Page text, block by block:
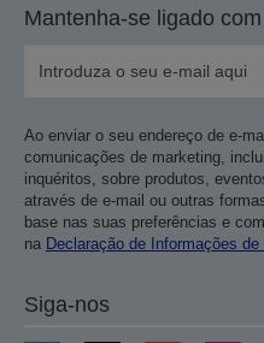
Mantenha-se ligado
Ao enviar o seu endereço de e-
comunicações de marketing,
inquéritos, sobre produtos,
através de e-mail ou outras
base nas suas preferências e
na Declaração de Informações
Siga-nos